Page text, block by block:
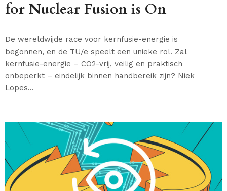
for Nuclear Fusion is On
De wereldwijde race voor kernfusie-energie is
begonnen, en de TU/e speelt een unieke rol. Zal
kernfusie-energie – CO2-vrij, veilig en praktisch
onbeperkt – eindelijk binnen handbereik zijn? Niek
Lopes...